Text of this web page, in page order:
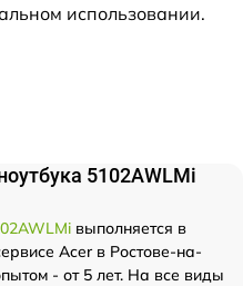
использовании.
5102AWLMi
выполняется в
Acer в Ростове-на-
- от 5 лет. На все виды